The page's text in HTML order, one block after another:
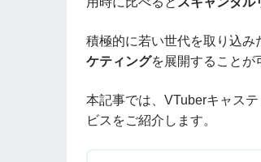
積極的に若い世代を取り込み
ケティングを展開することが
本記事では、VTuberキャス
ビスをご紹介します。